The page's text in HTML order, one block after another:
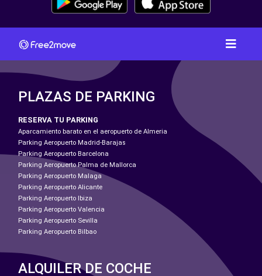
PLAZAS DE PARKING
RESERVA TU PARKING
Aparcamiento barato en el aeropuerto de Almeria
Parking Aeropuerto Madrid-Barajas
Parking Aeropuerto Barcelona
Parking Aeropuerto Palma de Mallorca
Parking Aeropuerto Malaga
Parking Aeropuerto Alicante
Parking Aeropuerto Ibiza
Parking Aeropuerto Valencia
Parking Aeropuerto Sevilla
Parking Aeropuerto Bilbao
ALQUILER DE COCHE